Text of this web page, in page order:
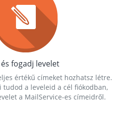
fogadj levelet
értékű címeket hozhatsz létre.
tudod a leveleid a cél fiókodban,
a MailService-es címeidről.